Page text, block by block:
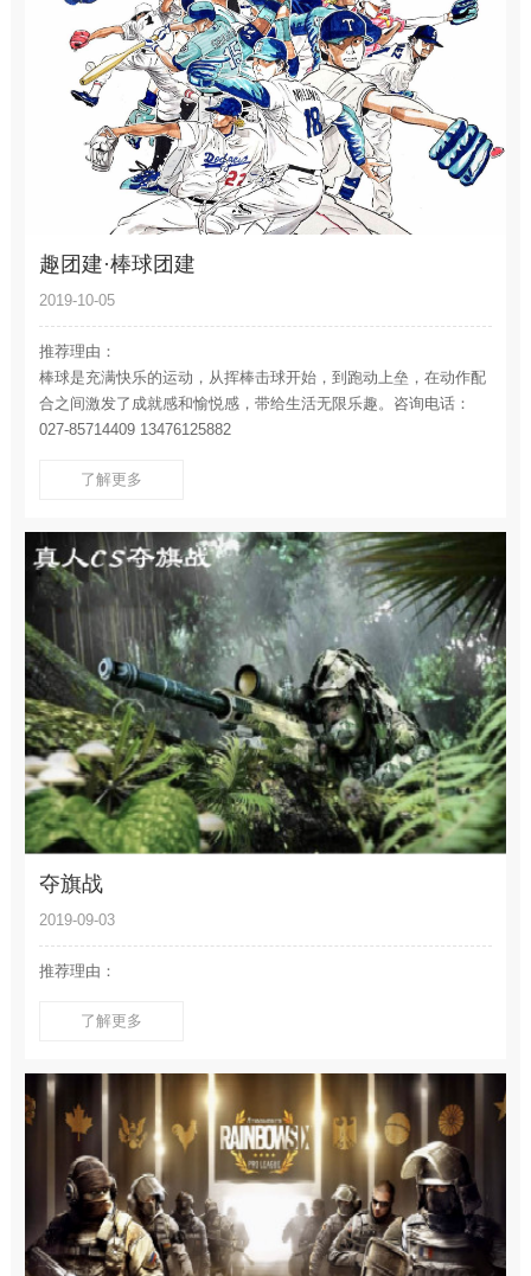
趣团建·棒球团建
2019-10-05
推荐理由：
棒球是充满快乐的运动，从挥棒击球开始，到跑动上垒，在动作配
合之间激发了成就感和愉悦感，带给生活无限乐趣。咨询电话：
027-85714409 13476125882
了解更多
夺旗战
2019-09-03
推荐理由：
了解更多